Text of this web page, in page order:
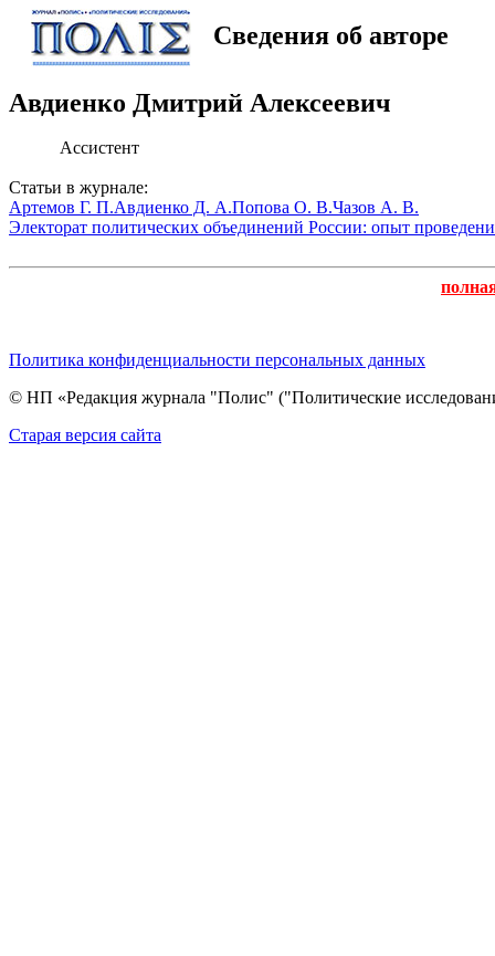
Сведения об авторе
Авдиенко Дмитрий Алексеевич
Ассистент
Статьи в журнале:
Артемов Г. П.Авдиенко Д. А.Попова О. В.Чазов А. В.
Электорат политических объединений России: опыт
Политика конфиденциальности персональных данных
© НП «Редакция журнала "Полис" ("Политические
Cтарая версия сайта